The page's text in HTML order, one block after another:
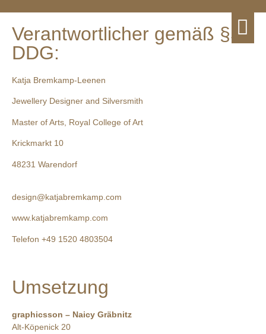
Verantwortlicher gemäß §5
DDG:
Katja Bremkamp-Leenen
Jewellery Designer and Silversmith
Master of Arts, Royal College of Art
Krickmarkt 10
48231 Warendorf
design@katjabremkamp.com
www.katjabremkamp.com
Telefon +49 1520 4803504
Umsetzung
graphicsson – Naicy Gräbnitz
Alt-Köpenick 20